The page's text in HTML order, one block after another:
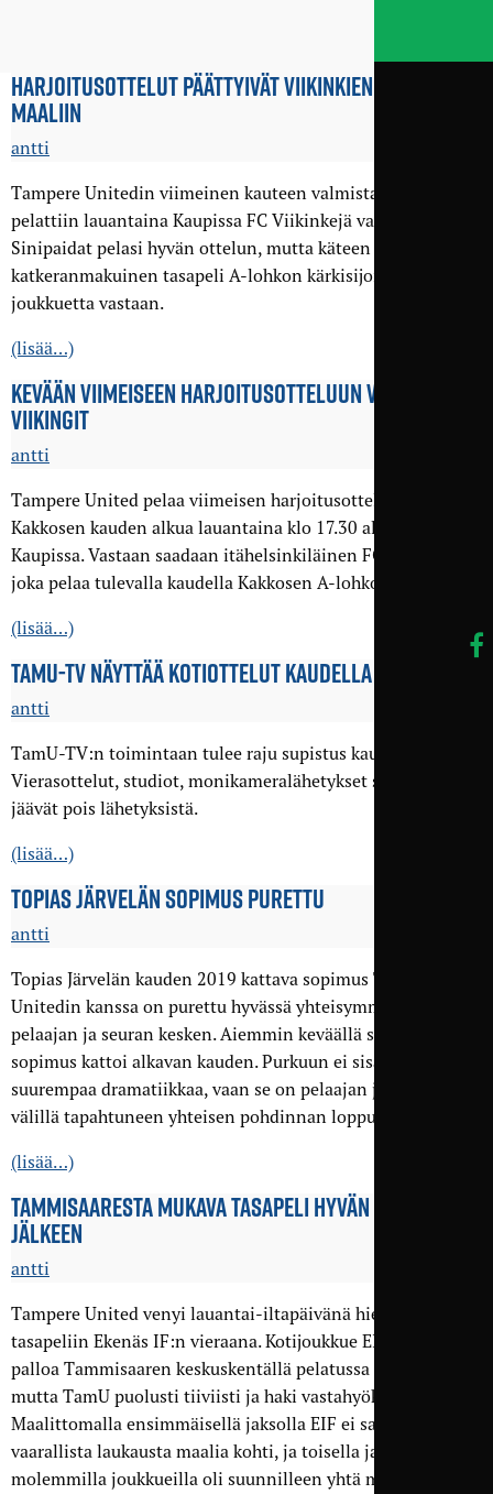
HARJOITUSOTTELUT PÄÄTTYIVÄT VIIKINKIEN TASOITUS­
MAALIIN
antti
Tampere Unitedin viimeinen kauteen valmistava ottelu
pelattiin lauantaina Kaupissa FC Viikinkejä vastaan.
Sinipaidat pelasi hyvän ottelun, mutta käteen jäi lopulta
katkeranmakuinen tasapeli A-lohkon kärkisijoille povattua
joukkuetta vastaan.
(lisää…)
KEVÄÄN VIIMEISEEN HARJOITUS­OTTELUUN VASTAAN FC
VIIKINGIT
antti
Tampere United pelaa viimeisen harjoitusottelun ennen
Kakkosen kauden alkua lauantaina klo 17.30 alkaen
Kaupissa. Vastaan saadaan itähelsinkiläinen FC Viikingit,
joka pelaa tulevalla kaudella Kakkosen A-lohkossa.
(lisää…)
TAMU-TV NÄYTTÄÄ KOTIOTTELUT KAUDELLA 2019
antti
TamU-TV:n toimintaan tulee raju supistus kaudelle 2019.
Vierasottelut, studiot, monikameralähetykset sekä grafiikat
jäävät pois lähetyksistä.
(lisää…)
TOPIAS JÄRVELÄN SOPIMUS PURETTU
antti
Topias Järvelän kauden 2019 kattava sopimus Tampere
Unitedin kanssa on purettu hyvässä yhteisymmärryksessä
pelaajan ja seuran kesken. Aiemmin keväällä solmittu
sopimus kattoi alkavan kauden. Purkuun ei sisälly
suurempaa dramatiikkaa, vaan se on pelaajan ja seuran
välillä tapahtuneen yhteisen pohdinnan lopputulos.
(lisää…)
TAMMISAARESTA MUKAVA TASA­PELI HYVÄN ESITYKSEN
JÄLKEEN
antti
Tampere United venyi lauantai-iltapäivänä hienoon 2–2-
tasapeliin Ekenäs IF:n vieraana. Kotijoukkue EIF hallitsi
palloa Tammisaaren keskuskentällä pelatussa ottelussa,
mutta TamU puolusti tiiviisti ja haki vastahyökkäyksiä.
Maalittomalla ensimmäisellä jaksolla EIF ei saanut yhtään
vaarallista laukausta maalia kohti, ja toisella jaksollakin
molemmilla joukkueilla oli suunnilleen yhtä monta